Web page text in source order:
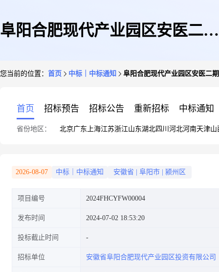
阜阳合肥现代产业园区安医二期
您当前的位置： 首页 中标｜中标通知 阜阳合肥现代产业园区安医二
首页 招标预告 招标公告 重新招标 中标通知
省份地区： 北京广东 上海江苏浙江山东湖北四川 河北河南天津山
2026-08-07 中标｜中标通知 安徽省 阜阳市 颍州区
项目编号 2024FHCYFW00004
发布时间 2024-07-02 18:53:20
投标截止时间
招标单位 安徽省阜阳合肥现代产业园区投资有限公司